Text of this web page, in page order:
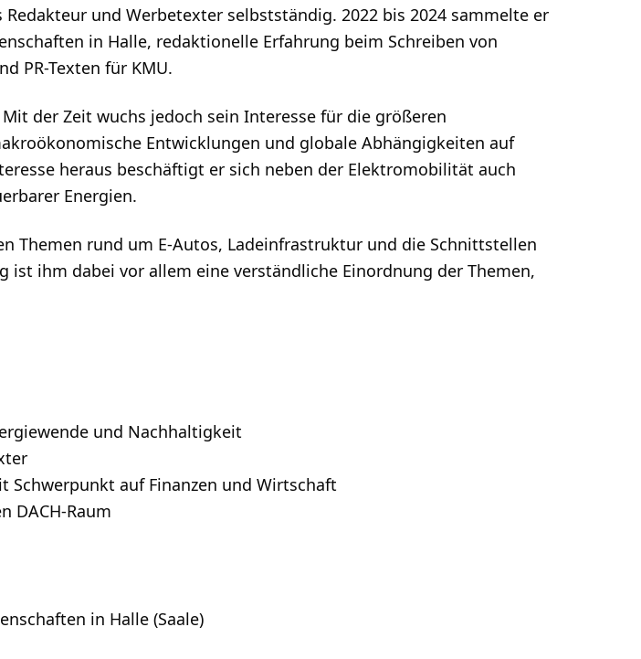
und Werbetexter selbstständig. 2022 bis 2024 sammelte er
in Halle, redaktionelle Erfahrung beim Schreiben von
PR-Texten für KMU.
der Zeit wuchs jedoch sein Interesse für die größeren
Entwicklungen und globale Abhängigkeiten auf
heraus beschäftigt er sich neben der Elektromobilität auch
Energien.
Themen rund um E-Autos, Ladeinfrastruktur und die Schnittstellen
ihm dabei vor allem eine verständliche Einordnung der Themen,
und Nachhaltigkeit
Schwerpunkt auf Finanzen und Wirtschaft
DACH-Raum
in Halle (Saale)